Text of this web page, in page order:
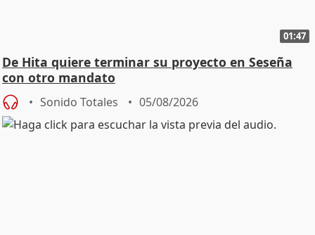
01:47
De Hita quiere terminar su proyecto en Seseña
con otro mandato
Sonido Totales 05/08/2026